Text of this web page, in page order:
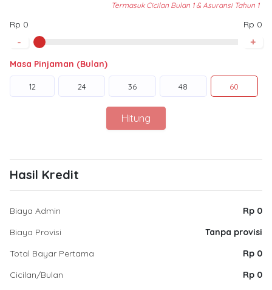
Termasuk Cicilan Bulan 1 & Asuransi Tahun 1
Rp 0 Rp 0
- +
Masa Pinjaman (Bulan)
12 24 36 48 60
Hitung
Hasil Kredit
Biaya Admin
Rp 0
Biaya Provisi
Tanpa provisi
Total Bayar Pertama
Rp 0
Cicilan/Bulan
Rp 0